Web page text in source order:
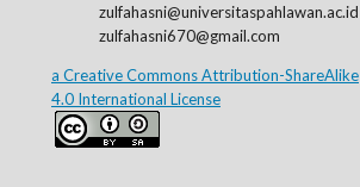
zulfahasni@universitaspahlawan.ac.id
zulfahasni670@gmail.com
a Creative Commons Attribution-ShareAlike
4.0 International License